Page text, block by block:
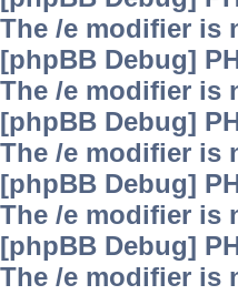
The /e modifier is
[phpBB Debug]
The /e modifier is
[phpBB Debug]
The /e modifier is
[phpBB Debug]
The /e modifier is
[phpBB Debug]
The /e modifier is